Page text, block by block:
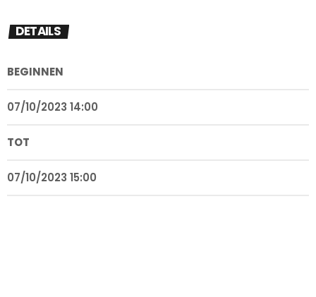
DETAILS
BEGINNEN
07/10/2023 14:00
TOT
07/10/2023 15:00